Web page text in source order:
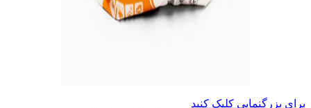
برای بزرگنمایی کلیک کنید